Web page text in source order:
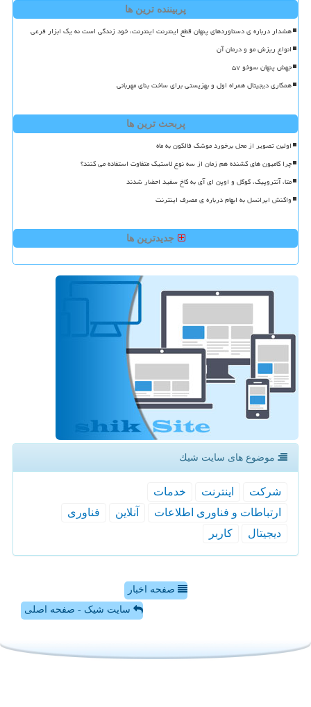
پربیننده ترین ها
هشدار درباره ی دستاوردهای پنهان قطع اینترنت اینترنت، خود زندگی است نه یک ابزار فرعی
انواع ریزش مو و درمان آن
جهش پنهان سوخو ۵۷
همکاری دیجیتال همراه اول و بهزیستی برای ساخت بنای مهربانی
پربحث ترین ها
اولین تصویر از محل برخورد موشک فالکون به ماه
چرا کامیون های کشنده هم زمان از سه نوع لاستیک متفاوت استفاده می کنند؟
متا، آنتروپیک، گوگل و اوپن ای آی به کاخ سفید احضار شدند
واکنش ایرانسل به ابهام درباره ی مصرف اینترنت
جدیدترین ها
موضوع های سایت شیك
شركت اینترنت
خدمات
ارتباطات و فناوری اطلاعات
آنلاین
فناوری
دیجیتال
كاربر
صفحه اخبار
سایت شیک - صفحه اصلی